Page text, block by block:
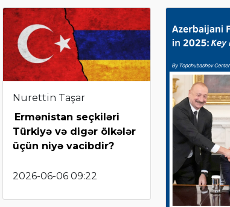
Nurettin Taşar
Ermənistan seçkiləri
Türkiyə və digər ölkələr
üçün niyə vacibdir?
2026-06-06 09:22